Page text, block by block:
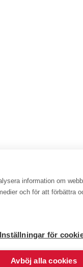
information om
och för att förbättra
Inställningar för
Avböj alla cookies